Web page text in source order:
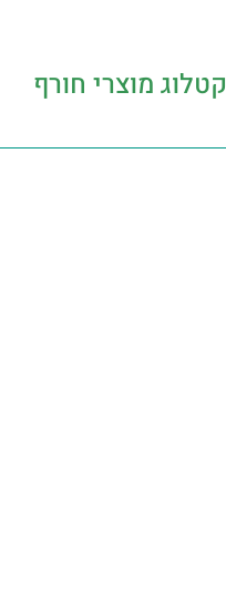
קטלוג מוצרי חורף